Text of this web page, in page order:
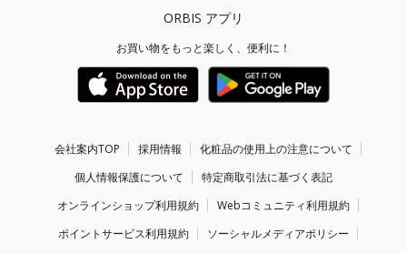
ORBIS アプリ
お買い物をもっと楽しく、便利に！
会社案内TOP 採用情報
化粧品の使用上の注意について
個人情報保護について
特定商取引法に基づく表記
オンラインショップ利用規約
Webコミュニティ利用規約
ポイントサービス利用規約
ソーシャルメディアポリシー